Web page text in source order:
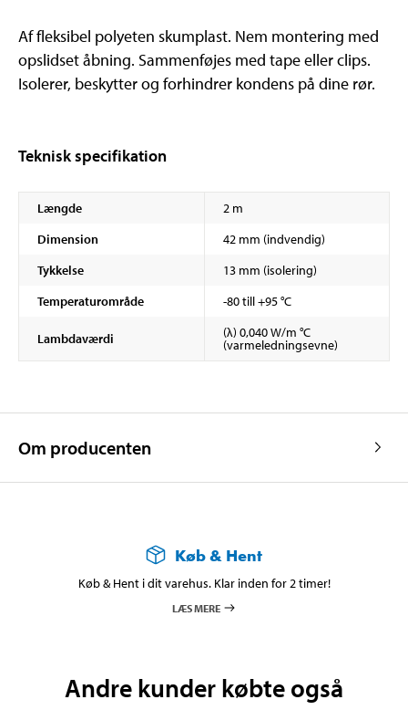
Af fleksibel polyeten skumplast. Nem montering med
opslidset åbning. Sammenføjes med tape eller clips.
Isolerer, beskytter og forhindrer kondens på dine rør.
Teknisk specifikation
Længde
2 m
Dimension
42 mm (indvendig)
Tykkelse
13 mm (isolering)
Temperaturområde
-80 till +95 °C
Lambdaværdi (λ) 0,040 W/m °C
(varmeledningsevne)
Om producenten
Køb & Hent
Køb & Hent i dit varehus. Klar inden for 2 timer!
LÆS MERE
Andre kunder købte også